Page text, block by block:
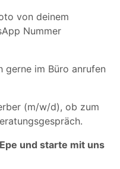
von deinem
Nummer
gerne im Büro anrufen
(m/w/d), ob zum
und starte mit uns